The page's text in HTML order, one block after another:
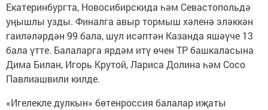
Екатеринбургта, Новосибирскида һәм Севастопольдә
уңышлы узды. Финалга авыр тормыш хәленә эләккән
гаиләләрдән 99 бала, шул исәптән Казанда яшәүче 13
бала үтте. Балаларга ярдәм итү өчен ТР башкаласына
Дима Билан, Игорь Крутой, Лариса Долина һәм Сосо
Павлиашвили килде.
«Игелекле дулкын» бөтенроссия балалар иҗаты